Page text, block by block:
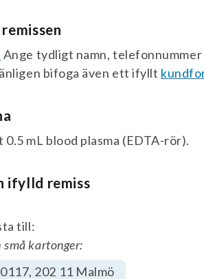
Ange tydligt namn,
bifoga även ett ifyllt
0.5 mL blood plasma (EDTA-rör).
ifylld remiss
till:
små kartonger:
202 11 Malmö